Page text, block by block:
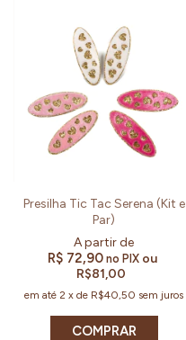
Presilha Tic Tac Serena (Kit e
Par)
R$ 72,90no PIX ou
R$81,00
em até2 xde R$40,50 sem juros
COMPRAR